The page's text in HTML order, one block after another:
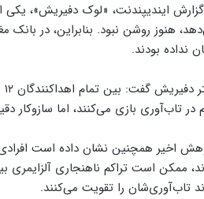
ایندیپندنت، «لوک دفیریش»،
هنوز روشن نبود. بنابراین، در بانک
نداده بودند.
در تاب‌آوری بازی می‌کنند، اما سازوکار
اخیر همچنین نشان داده است
ممکن است تراکم ناهنجاری آلزایمری
تاب‌آوری‌شان را تقویت می‌کنند.